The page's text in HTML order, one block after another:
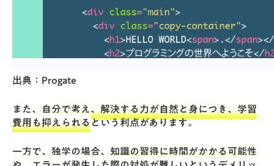
出典： Progate
また、 自分で考え、解決する力が自然と身につき、学習
費用も抑えられるという利点があります。
一方で、独学の場合、 知識の習得に時間がかかる可能性